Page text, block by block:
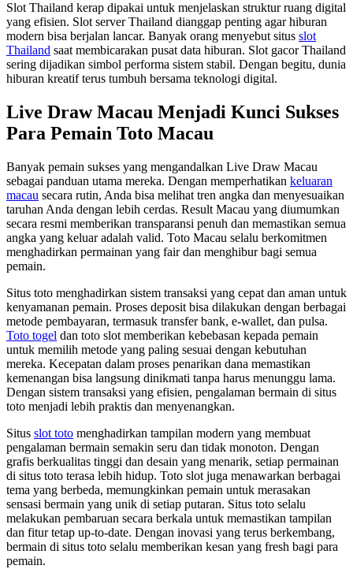
Slot Thailand kerap dipakai untuk menjelaskan struktur ruang digital
yang efisien. Slot server Thailand dianggap penting agar hiburan
modern bisa berjalan lancar. Banyak orang menyebut situs slot
Thailand saat membicarakan pusat data hiburan. Slot gacor Thailand
sering dijadikan simbol performa sistem stabil. Dengan begitu, dunia
hiburan kreatif terus tumbuh bersama teknologi digital.
Live Draw Macau Menjadi Kunci Sukses
Para Pemain Toto Macau
Banyak pemain sukses yang mengandalkan Live Draw Macau
sebagai panduan utama mereka. Dengan memperhatikan keluaran
macau secara rutin, Anda bisa melihat tren angka dan menyesuaikan
taruhan Anda dengan lebih cerdas. Result Macau yang diumumkan
secara resmi memberikan transparansi penuh dan memastikan semua
angka yang keluar adalah valid. Toto Macau selalu berkomitmen
menghadirkan permainan yang fair dan menghibur bagi semua
pemain.
Situs toto menghadirkan sistem transaksi yang cepat dan aman untuk
kenyamanan pemain. Proses deposit bisa dilakukan dengan berbagai
metode pembayaran, termasuk transfer bank, e-wallet, dan pulsa.
Toto togel dan toto slot memberikan kebebasan kepada pemain
untuk memilih metode yang paling sesuai dengan kebutuhan
mereka. Kecepatan dalam proses penarikan dana memastikan
kemenangan bisa langsung dinikmati tanpa harus menunggu lama.
Dengan sistem transaksi yang efisien, pengalaman bermain di situs
toto menjadi lebih praktis dan menyenangkan.
Situs slot toto menghadirkan tampilan modern yang membuat
pengalaman bermain semakin seru dan tidak monoton. Dengan
grafis berkualitas tinggi dan desain yang menarik, setiap permainan
di situs toto terasa lebih hidup. Toto slot juga menawarkan berbagai
tema yang berbeda, memungkinkan pemain untuk merasakan
sensasi bermain yang unik di setiap putaran. Situs toto selalu
melakukan pembaruan secara berkala untuk memastikan tampilan
dan fitur tetap up-to-date. Dengan inovasi yang terus berkembang,
bermain di situs toto selalu memberikan kesan yang fresh bagi para
pemain.